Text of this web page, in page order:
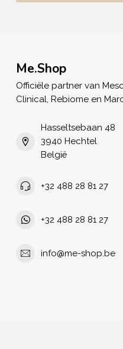
Me.Shop
Officiële partner van
Clinical, Rebiome en
Hasseltsebaan 48
3940 Hechtel
België
+32 488 28 81 27
+32 488 28 81 27
info@me-shop.be